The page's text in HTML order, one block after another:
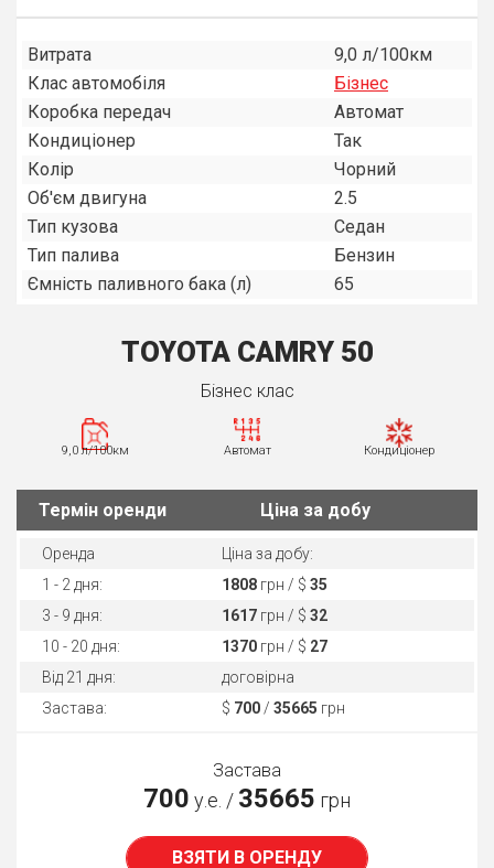
Витрата
9,0 л/100км
Клас автомобіля
Бiзнес
Коробка передач
Автомат
Кондиціонер
Так
Колір
Чорний
Об'єм двигуна
2.5
Тип кузова
Седан
Тип палива
Бензин
Ємність паливного бака (л)
65
TOYOTA CAMRY 50
Бiзнес клас
9,0 л/100км Автомат Кондиціонер
Термін оренди Ціна за добу
Оренда
Ціна за добу:
1 - 2 дня:
1808 грн / $ 35
3 - 9 дня:
1617 грн / $ 32
10 - 20 дня:
1370 грн / $ 27
Від 21 дня:
договірна
Застава:
$ 700 / 35665 грн
Застава
700 у.е. / 35665 грн
ВЗЯТИ В ОРЕНДУ